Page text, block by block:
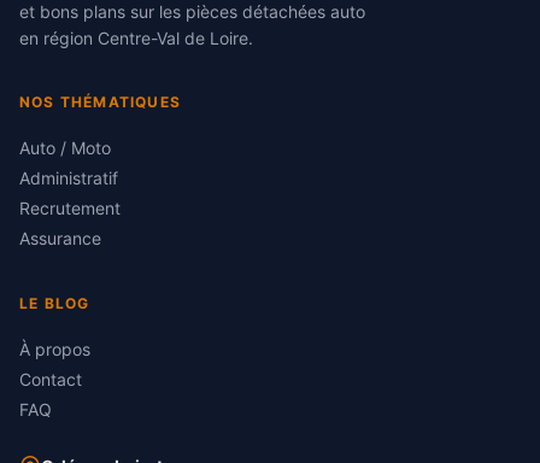
et bons plans sur les pièces détachées auto
en région Centre-Val de Loire.
NOS THÉMATIQUES
Auto / Moto
Administratif
Recrutement
Assurance
LE BLOG
À propos
Contact
FAQ